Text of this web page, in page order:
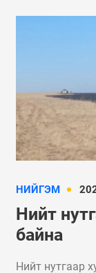
НИЙГЭМ
Нийт
байна
Нийт нутгаар